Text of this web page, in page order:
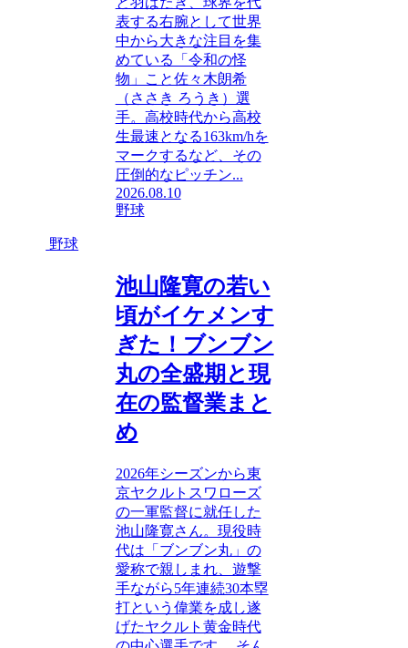
表する右腕として世界
中から大きな注目を集
めている「令和の怪
物」こと佐々木朗希
（ささき ろうき）選
手。高校時代から高校
生最速となる163km/hを
マークするなど、その
圧倒的なピッチン...
2026.08.10
野球
野球
池山隆寛の若い
頃がイケメンす
ぎた！ブンブン
丸の全盛期と現
在の監督業まと
め
2026年シーズンから東
京ヤクルトスワローズ
の一軍監督に就任した
池山隆寛さん。現役時
代は「ブンブン丸」の
愛称で親しまれ、遊撃
手ながら5年連続30本塁
打という偉業を成し遂
げたヤクルト黄金時代